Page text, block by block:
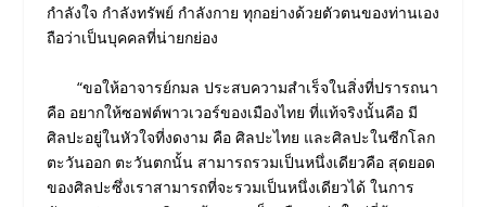
กําลังใจ กําลังทรัพย์ กําลังกาย ทุกอย่างด้วยตัวตนของท่านเอง
ถือว่าเป็นบุคคลที่น่ายกย่อง
“ขอให้อาจารย์กมล ประสบความสำเร็จในสิ่งที่ปรารถนา
คือ อยากให้ซอฟต์พาวเวอร์ของเมืองไทย ที่แท้จริงนั้นคือ มี
ศิลปะอยู่ในหัวใจที่งดงาม คือ ศิลปะไทย และศิลปะในซีกโลก
ตะวันออก ตะวันตกนั้น สามารถรวมเป็นหนึ่งเดียวคือ สุดยอด
ของศิลปะซึ่งเราสามารถที่จะรวมเป็นหนึ่งเดียวได้ ในการ